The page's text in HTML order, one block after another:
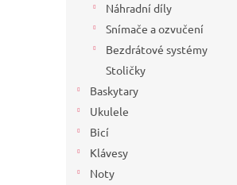
Náhradní díly
Snímače a ozvučení
Bezdrátové systémy
Stoličky
Baskytary
Ukulele
Bicí
Klávesy
Noty